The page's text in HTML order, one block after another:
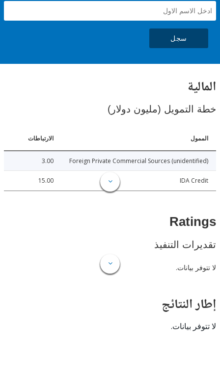
(مليون دولار)
الارتباطات
Foreign Private Commercial Sources
3.00
IDA
التنفيذ
بيانات.
بيانات.